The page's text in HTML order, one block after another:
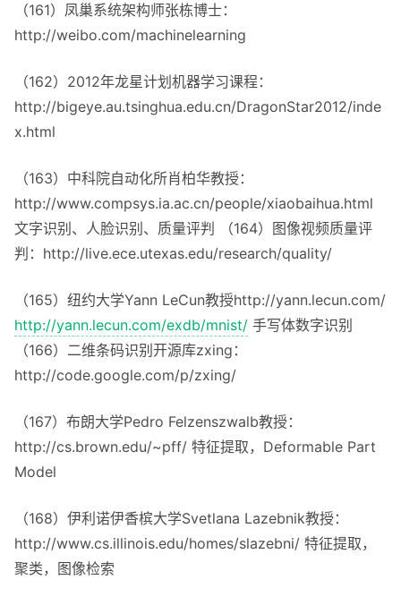
（161）凤巢系统架构师张栋博士：
http://weibo.com/machinelearning
（162）2012年龙星计划机器学习课程：
http://bigeye.au.tsinghua.edu.cn/DragonStar2012/inde
x.html
（163）中科院自动化所肖柏华教授：
http://www.compsys.ia.ac.cn/people/xiaobaihua.html
文字识别、人脸识别、质量评判 （164）图像视频质量评
判：http://live.ece.utexas.edu/research/quality/
（165）纽约大学Yann LeCun教授http://yann.lecun.com/
http://yann.lecun.com/exdb/mnist/ 手写体数字识别
（166）二维条码识别开源库zxing：
http://code.google.com/p/zxing/
（167）布朗大学Pedro Felzenszwalb教授：
http://cs.brown.edu/~pff/ 特征提取，Deformable Part
Model
（168）伊利诺伊香槟大学Svetlana Lazebnik教授：
http://www.cs.illinois.edu/homes/slazebni/ 特征提取，
聚类，图像检索